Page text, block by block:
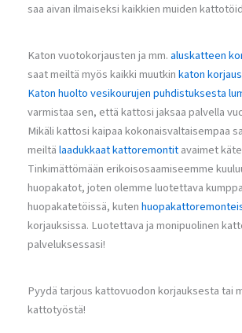
saa aivan ilmaiseksi kaikkien muiden
Katon vuotokorjausten ja mm.aluskatteen
saat meiltä myös kaikki muutkinkaton korjaus
Katon huoltovesikourujen puhdistuksesta
varmistaa sen, että kattosi jaksaa palvella
Mikäli kattosi kaipaa kokonaisvaltaisempaa
meiltälaadukkaat kattoremontitavaimet
Tinkimättömään erikoisosaamiseemme
huopakatot, joten olemme luotettava
huopakatetöissä, kuten
korjauksissa. Luotettava ja monipuolinen
palveluksessasi!
Pyydä tarjous kattovuodon korjauksesta tai
kattotyöstä!